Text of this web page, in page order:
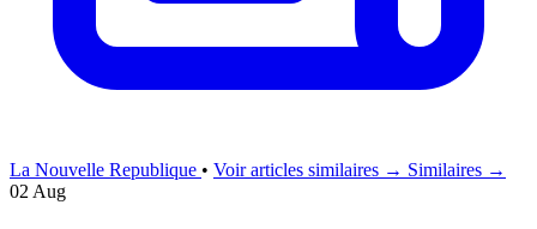
La Nouvelle Republique • Voir articles similaires → Similaires →
02 Aug